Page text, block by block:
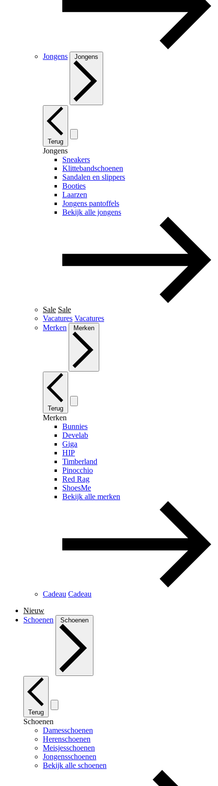
Jongens Jongens
Terug
Jongens
Sneakers
Klittebandschoenen
Sandalen en slippers
Booties
Laarzen
Jongens pantoffels
Bekijk alle jongens
Sale Sale
Vacatures Vacatures
Merken
Merken
Terug
Merken
Bunnies
Develab
Giga
HIP
Timberland
Pinocchio
Red Rag
ShoesMe
Bekijk alle merken
Cadeau Cadeau
Nieuw
Schoenen
Schoenen
Terug
Schoenen
Damesschoenen
Herenschoenen
Meisjesschoenen
Jongensschoenen
Bekijk alle schoenen